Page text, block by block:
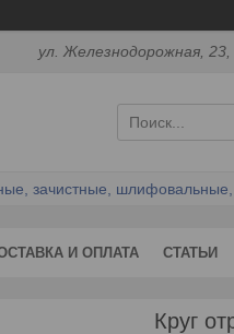
ул. Железнодорожная,
зачистные,
И ОПЛАТА СТАТЬИ
Круг